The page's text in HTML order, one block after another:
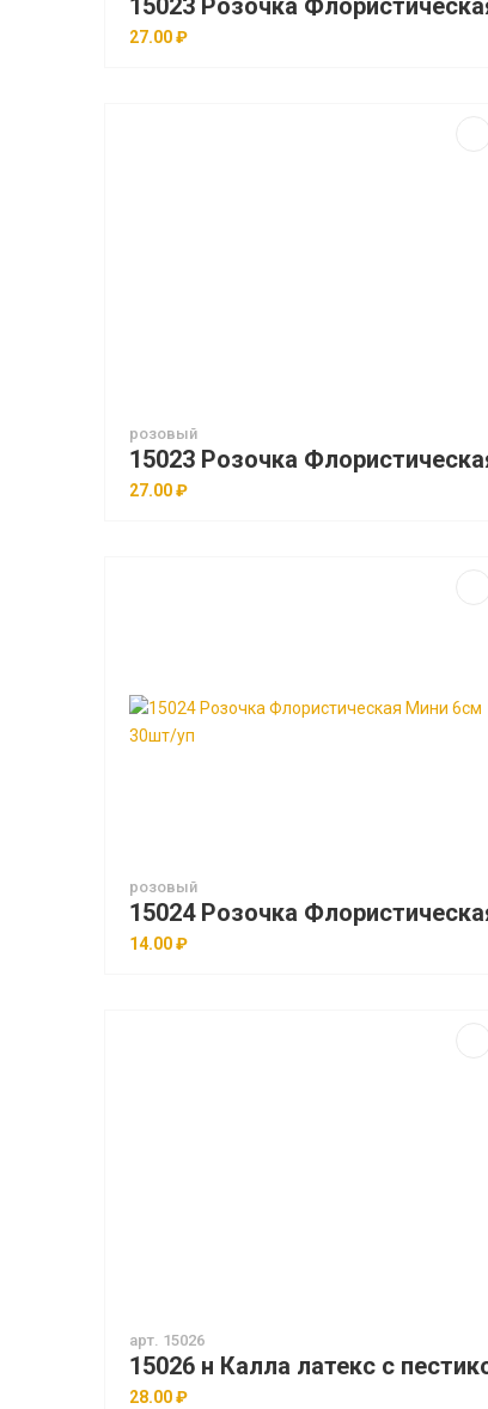
27.00 ₽
розовый
27.00 ₽
розовый
14.00 ₽
арт. 15026
28.00 ₽